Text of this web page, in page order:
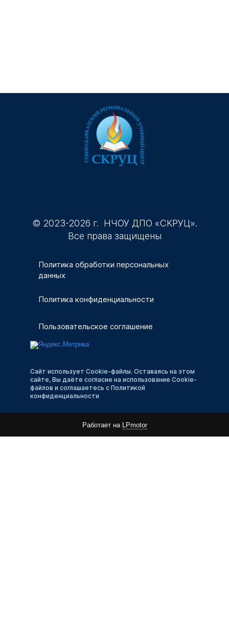
© 2023-2026 г. НЧОУ ДПО «СКРУЦ».
Все права защищены
Политика обработки персональных
данных
Политика конфиденциальности
Пользовательское соглашение
Сайт использует Cookie-файлы. Оставаясь на этом
сайте, Вы даёте согласие на использование Cookie-
файлов и соглашаетесь с Политикой
конфиденциальности
Работает на LPmotor